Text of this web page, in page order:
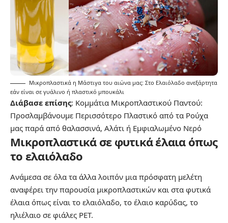
Μικροπλαστικά η Μάστιγα του αιώνα μας: Στο Ελαιόλαδο ανεξάρτητα
εάν είναι σε γυάλινο ή πλαστικό μπουκάλι
Διάβασε επίσης: Kομμάτια Mικροπλαστικού Παντού:
Προσλαμβάνουμε Περισσότερο Πλαστικό από τα Ρούχα
μας παρά από θαλασσινά, Αλάτι ή Εμφιαλωμένο Νερό
Μικροπλαστικά σε φυτικά έλαια όπως
το ελαιόλαδο
Ανάμεσα σε όλα τα άλλα λοιπόν μια πρόσφατη μελέτη
αναφέρει την παρουσία μικροπλαστικών και στα φυτικά
έλαια όπως είναι το ελαιόλαδο, το έλαιο καρύδας, το
ηλιέλαιο σε φιάλες PET.